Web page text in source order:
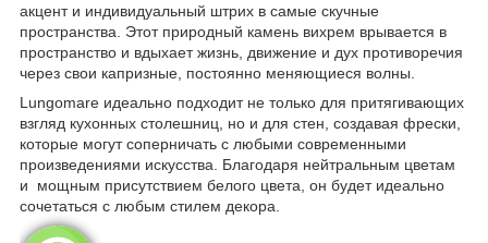
акцент и индивидуальный штрих в самые скучные
пространства. Этот природный камень вихрем врывается в
пространство и вдыхает жизнь, движение и дух противоречия
через свои капризные, постоянно меняющиеся волны.
Lungomare идеально подходит не только для притягивающих
взгляд кухонных столешниц, но и для стен, создавая фрески,
которые могут соперничать с любыми современными
произведениями искусства. Благодаря нейтральным цветам
и мощным присутствием белого цвета, он будет идеально
сочетаться с любым стилем декора.